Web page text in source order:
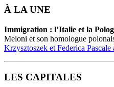
À LA UNE
Immigration : l’Italie et la
Meloni et son homologue
Krzysztoszek et Federica Pascale
LES CAPITALES